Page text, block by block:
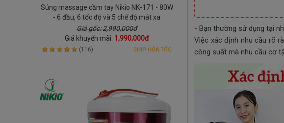
Súng massage cầm tay Nikio NK-171 - 80W
- 6 đầu, 6 tốc độ và 5 chế độ mát xa
Giá gốc: 2,990,000đ
Giá khuyến mãi: 1,990,000đ
(116) SHIP HỎA TỐC
- Bạn thường sử dụng tại
Việc xác định nhu cầu rõ
công suất mà nhu cầu cơ